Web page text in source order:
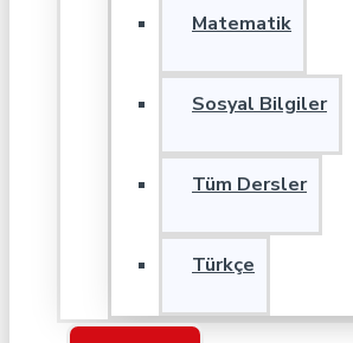
Matematik
Sosyal Bilgiler
Tüm Dersler
Türkçe